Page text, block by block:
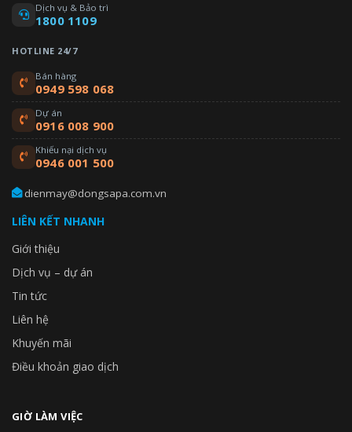
Dịch vụ & Bảo trì
1800 1109
HOTLINE 24/7
Bán hàng
0949 598 068
Dự án
0916 008 900
Khiếu nại dịch vụ
0946 001 500
dienmay@dongsapa.com.vn
LIÊN KẾT NHANH
Giới thiệu
Dịch vụ – dự án
Tin tức
Liên hệ
Khuyến mãi
Điều khoản giao dịch
GIỜ LÀM VIỆC